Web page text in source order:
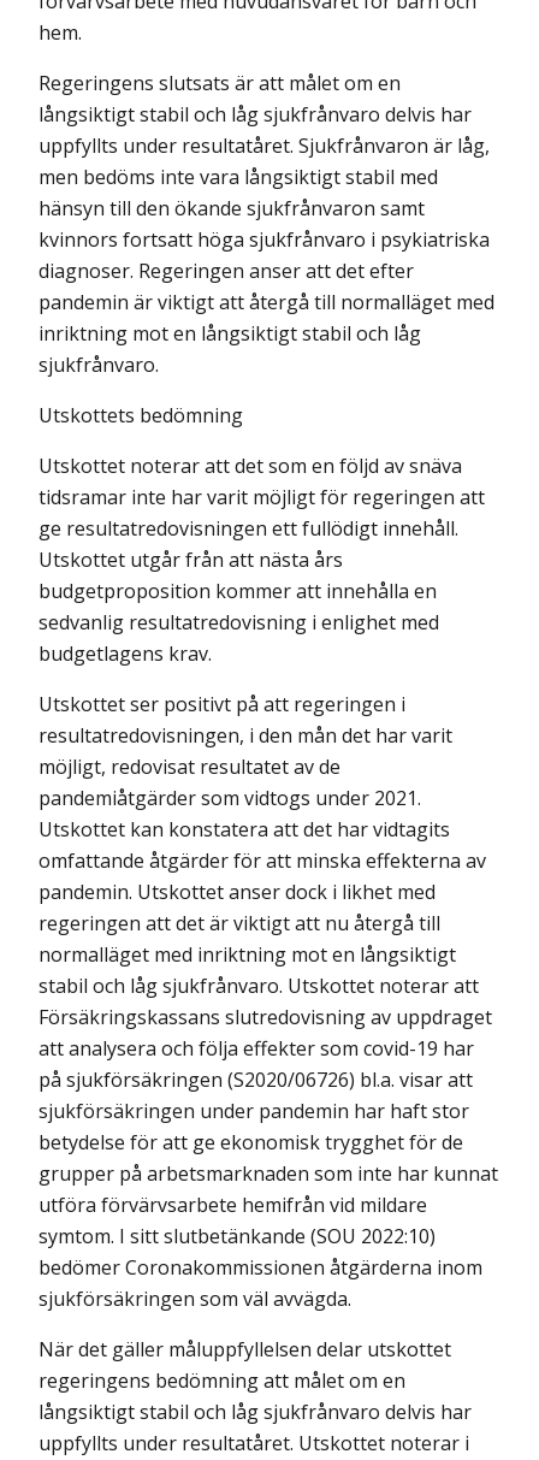
hem.
Regeringens slutsats är att målet om en
långsiktigt stabil och låg sjuk­frånvaro delvis har
uppfyllts under resultatåret. Sjukfrånvaron är låg,
men bedöms inte vara långsiktigt stabil med
hänsyn till den ökande sjukfrånvaron samt
kvinnors fortsatt höga sjukfrånvaro i psykiatriska
diagnoser. Regeringen anser att det efter
pandemin är viktigt att återgå till normalläget med
inriktning mot en långsiktigt stabil och låg
sjukfrånvaro.
Utskottets bedömning
Utskottet noterar att det som en följd av snäva
tidsramar inte har varit möjligt för regeringen att
ge resultatredovisningen ett fullödigt innehåll.
Utskottet utgår från att nästa års
budgetproposition kommer att innehålla en
sedvanlig resultat­redovisning i enlighet med
budgetlagens krav.
Utskottet ser positivt på att regeringen i
resultatredovisningen, i den mån det har varit
möjligt, redovisat resultatet av de
pandemiåtgärder som vidtogs under 2021.
Utskottet kan konstatera att det har vidtagits
omfattande åtgärder för att minska effekterna av
pandemin. Utskottet anser dock i likhet med
regeringen att det är viktigt att nu återgå till
normalläget med inriktning mot en långsiktigt
stabil och låg sjukfrånvaro. Utskottet noterar att
Försäkrings­kassans slutredovisning av uppdraget
att analysera och följa effekter som covid-19 har
på sjukförsäkringen (S2020/06726) bl.a. visar att
sjukför­säkringen under pandemin har haft stor
betydelse för att ge ekonomisk trygghet för de
grupper på arbetsmarknaden som inte har kunnat
utföra förvärvsarbete hemifrån vid mildare
symtom. I sitt slutbetänkande (SOU 2022:10)
bedömer Coronakommissionen åtgärderna inom
sjukförsäkringen som väl avvägda.
När det gäller måluppfyllelsen delar utskottet
regeringens bedömning att målet om en
långsiktigt stabil och låg sjukfrånvaro delvis har
uppfyllts under resultatåret. Utskottet noterar i